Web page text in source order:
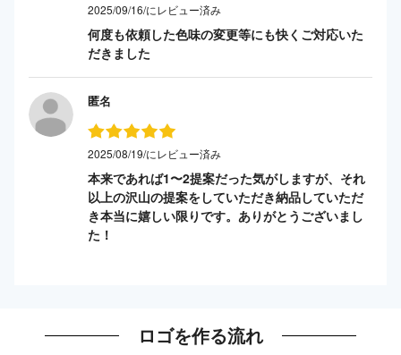
2025/09/16/にレビュー済み
何度も依頼した色味の変更等にも快くご対応いた
だきました
匿名
2025/08/19/にレビュー済み
本来であれば1〜2提案だった気がしますが、それ
以上の沢山の提案をしていただき納品していただ
き本当に嬉しい限りです。ありがとうございまし
た！
ロゴを作る流れ